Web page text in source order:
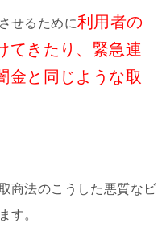
せるために利用者の
てきたり、緊急連
金と同じような取
商法のこうした悪質なビ
す。